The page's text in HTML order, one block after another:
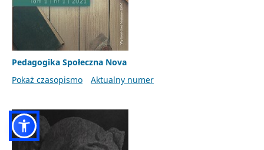
Pedagogika Społeczna Nova
Pokaż czasopismo
Aktualny numer